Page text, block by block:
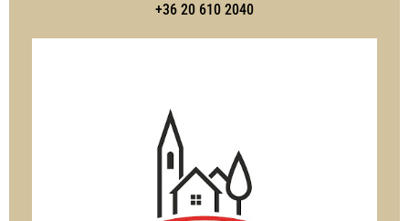
‭+36 20 610 2040‬